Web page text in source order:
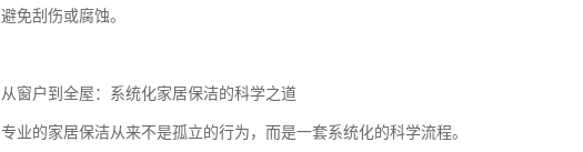
避免刮伤或腐蚀。
从窗户到全屋：系统化家居保洁的科学之道
专业的家居保洁从来不是孤立的行为，而是一套系统化的科学流程。